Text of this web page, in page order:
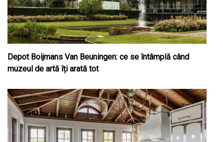
Depot Boijmans Van Beuningen: ce se întâmplă când
muzeul de artă îți arată tot